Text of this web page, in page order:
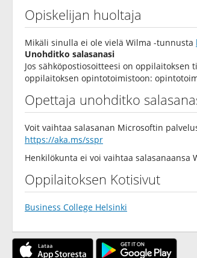
Opiskelijan huoltaja
Mikäli sinulla ei ole vielä Wilma -tunnusta
Unohditko salasanasi
Jos sähköpostiosoitteesi on oppilaitoksen
oppilaitoksen opintotoimistoon:
Opettaja unohditko
Voit vaihtaa salasanan Microsoftin
https://aka.ms/sspr
Henkilökunta ei voi vaihtaa salasanaansa
Oppilaitoksen Kotisivut
Business College Helsinki